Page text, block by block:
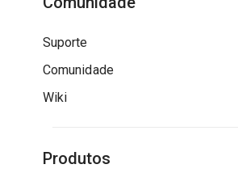
Suporte
Comunidade
Wiki
Produtos